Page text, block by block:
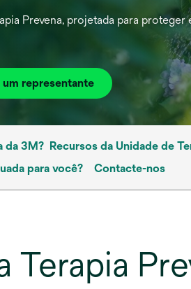
Prevena, projetada para proteger
representante
da 3M? Recursos da Unidade de
para você?
Contacte-nos
Terapia